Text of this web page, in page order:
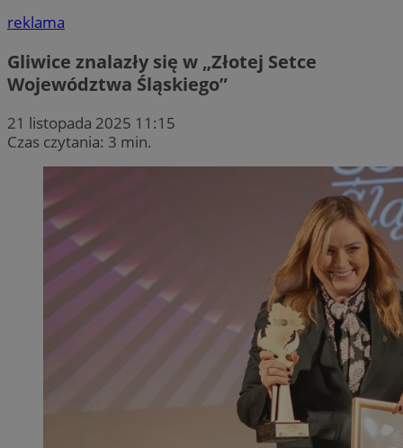
reklama
Gliwice znalazły się w „Złotej Setce
Województwa Śląskiego”
21 listopada 2025 11:15
Czas czytania: 3 min.